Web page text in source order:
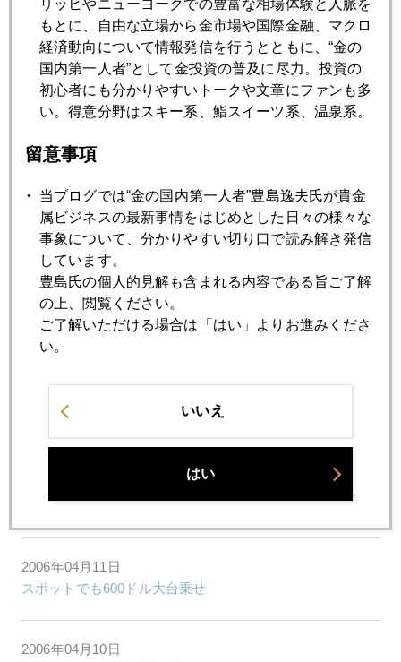
原油高の金への影響
2006年04月21日
６１０ドル台へ急反落
2006年04月20日
2006年04月19日
金価格６２０ドル突破
2006年04月18日
原油７０ドル、中国ＧＤＰ１０％、金６１５ドル
2006年04月14日
ＧＦＭＳ社８５０ドル予測の波紋
初心者向け"金が今なぜ上がっているか"アップデート版
2006年04月11日
スポットでも600ドル大台乗せ
2006年04月10日
リッヒやニューヨークでの豊富な相場体験と人脈を
もとに、自由な立場から金市場や国際金融、マクロ
経済動向について情報発信を行うとともに、“金の
国内第一人者”として金投資の普及に尽力。投資の
初心者にも分かりやすいトークや文章にファンも多
い。得意分野はスキー系、鮨スイーツ系、温泉系。
留意事項
当ブログでは“金の国内第一人者”豊島逸夫氏が貴金
属ビジネスの最新事情をはじめとした日々の様々な
事象について、分かりやすい切り口で読み解き発信
しています。
豊島氏の個人的見解も含まれる内容である旨ご了解
の上、閲覧ください。
ご了解いただける場合は「はい」よりお進みくださ
い。
いいえ
はい